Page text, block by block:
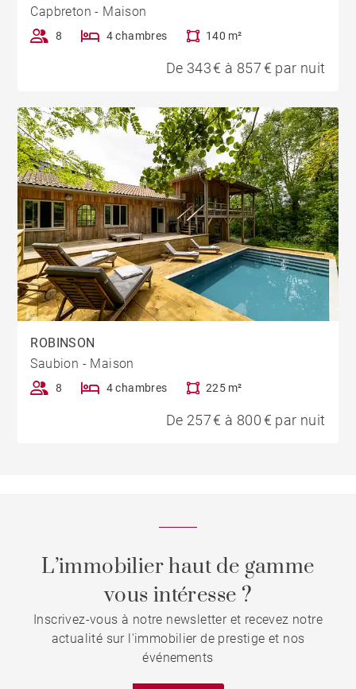
Capbreton - Maison
8 4 chambres 140 m²
De 343 € à 857 € par nuit
ROBINSON
Saubion - Maison
8 4 chambres 225 m²
De 257 € à 800 € par nuit
L’immobilier haut de gamme
vous intéresse ?
Inscrivez-vous à notre newsletter et recevez notre
actualité sur l'immobilier de prestige et nos
événements